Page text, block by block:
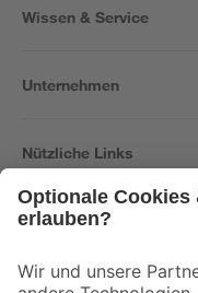
Wissen & Service
Unternehmen
Nützliche Links
Der toom Newsletter: Keine